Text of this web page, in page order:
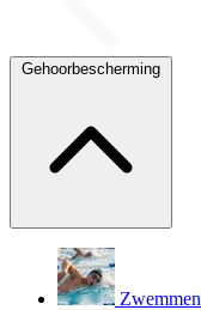
Gehoorbescherming
Zwemmen